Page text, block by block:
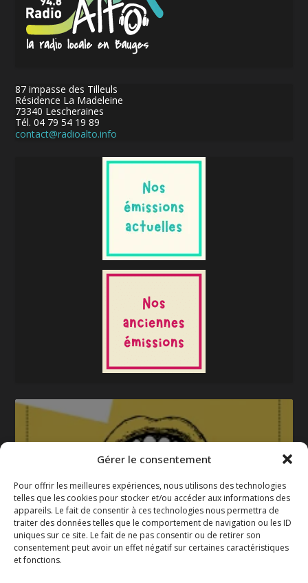
Gérer le consentement
Pour offrir les meilleures expériences, nous utilisons des technologies
telles que les cookies pour stocker et/ou accéder aux informations des
appareils. Le fait de consentir à ces technologies nous permettra de
traiter des données telles que le comportement de navigation ou les ID
uniques sur ce site. Le fait de ne pas consentir ou de retirer son
consentement peut avoir un effet négatif sur certaines caractéristiques
et fonctions.
87 impasse des Tilleuls
Résidence La Madeleine
73340 Lescheraines
Tél. 04 79 54 19 89
contact@radioalto.info
La gazette 2025-2026